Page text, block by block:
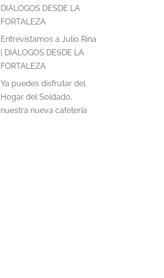
DIÁLOGOS DESDE LA
FORTALEZA
Entrevistamos a Julio Rina
| DIÁLOGOS DESDE LA
FORTALEZA
Ya puedes disfrutar del
Hogar del Soldado,
nuestra nueva cafetería